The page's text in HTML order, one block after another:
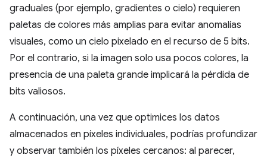
graduales (por ejemplo, gradientes o cielo) requieren
paletas de colores más amplias para evitar anomalías
visuales, como un cielo pixelado en el recurso de 5 bits.
Por el contrario, si la imagen solo usa pocos colores, la
presencia de una paleta grande implicará la pérdida de
bits valiosos.
A continuación, una vez que optimices los datos
almacenados en píxeles individuales, podrías profundizar
y observar también los píxeles cercanos: al parecer,